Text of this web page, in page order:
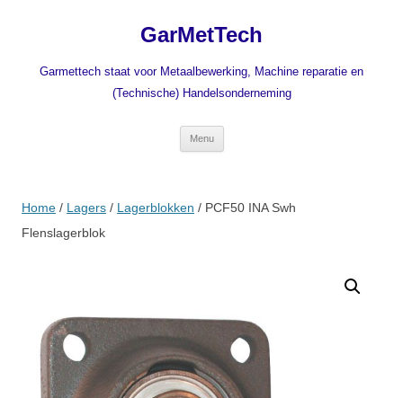
GarMetTech
Garmettech staat voor Metaalbewerking, Machine reparatie en
(Technische) Handelsonderneming
Menu
Home / Lagers / Lagerblokken / PCF50 INA Swh
Flenslagerblok